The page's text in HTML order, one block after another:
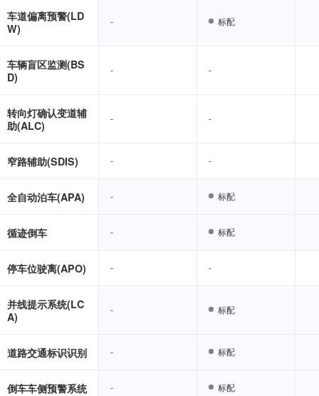
车道偏离预警(LD
W)
- 标配
车辆盲区监测(BS
D)
- -
转向灯确认变道辅
助(ALC)
- -
窄路辅助(SDIS) - -
全自动泊车(APA) - 标配
循迹倒车 - 标配
停车位驶离(APO) - -
并线提示系统(LC
A)
- 标配
道路交通标识识别 - 标配
倒车车侧预警系统 - 标配
- 标配
- -
- -
- -
- 标配
- 标配
- -
- 标配
- 标配
- 标配